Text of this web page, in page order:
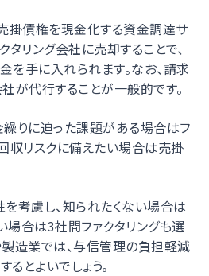
掛債権を現金化する資金調達サ
タリング会社に売却することで、
手に入れられます。なお、請求
が代行することが一般的です。
繰りに迫った課題がある場合はフ
収リスクに備えたい場合は売掛
考慮し、知られたくない場合は
場合は3社間ファクタリングも選
製造業では、与信管理の負担軽減
とよいでしょう。